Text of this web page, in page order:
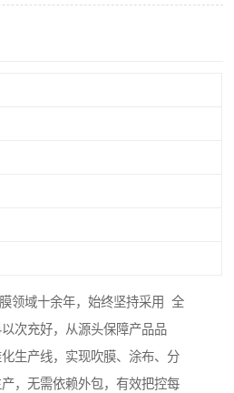
领域十余年，始终坚持采用 全
次充好，从源头保障产品品
生产线，实现吹膜、涂布、分
，无需依赖外包，有效把控每